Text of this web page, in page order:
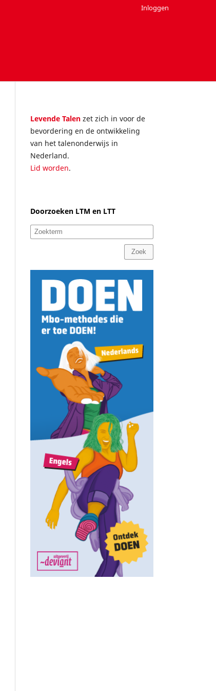
Inloggen
Levende Talen zet zich in voor de
bevordering en de ontwikkeling
van het talenonderwijs in
Nederland.
Lid worden.
Doorzoeken LTM en LTT
Zoek